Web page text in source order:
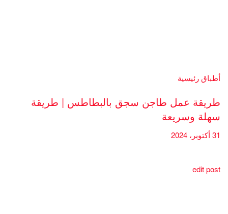
أطباق رئيسية
طريقة عمل طاجن سجق بالبطاطس | طريقة
سهلة وسريعة
31 أكتوبر، 2024
edit post